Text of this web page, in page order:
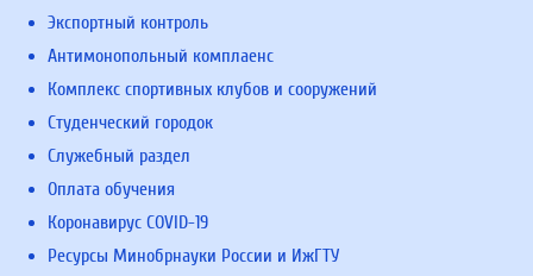
Экспортный контроль
Антимонопольный комплаенс
Комплекс спортивных клубов и сооружений
Студенческий городок
Служебный раздел
Оплата обучения
Коронавирус COVID-19
Ресурсы Минобрнауки России и ИжГТУ